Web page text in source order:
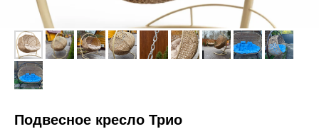
Подвесное кресло Трио